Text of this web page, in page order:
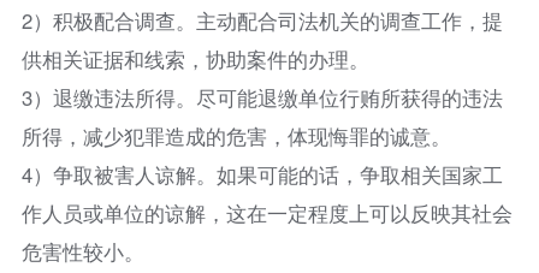
2）积极配合调查。主动配合司法机关的调查工作，提
供相关证据和线索，协助案件的办理。​
3）退缴违法所得。尽可能退缴单位行贿所获得的违法
所得，减少犯罪造成的危害，体现悔罪的诚意。​
4）争取被害人谅解。如果可能的话，争取相关国家工
作人员或单位的谅解，这在一定程度上可以反映其社会
危害性较小。​